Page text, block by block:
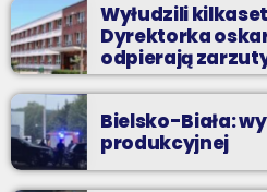
Wyłudzili
Dyrektorka
odpierają
Bielsko-Biała:
produkcyjnej